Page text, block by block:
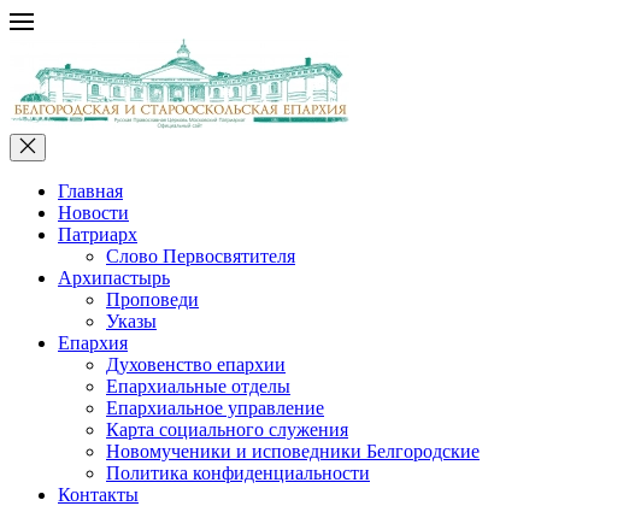
Главная
Новости
Патриарх
Слово Первосвятителя
Архипастырь
Проповеди
Указы
Епархия
Духовенство епархии
Епархиальные отделы
Епархиальное управление
Карта социального служения
Новомученики и исповедники Белгородские
Политика конфиденциальности
Контакты